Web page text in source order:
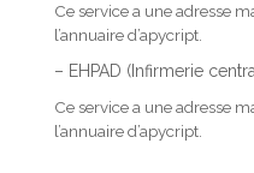
Ce service a une adresse
l’annuaire d’apycript.
– EHPAD (Infirmerie
Ce service a une adresse
l’annuaire d’apycript.